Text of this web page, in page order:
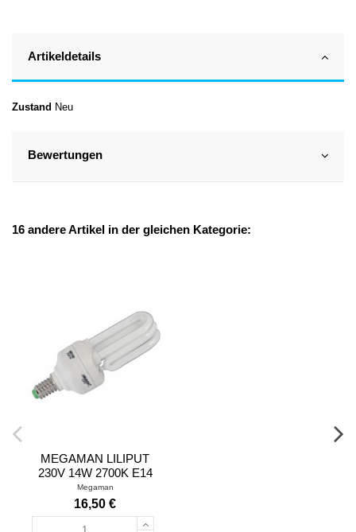
Artikeldetails
Zustand Neu
Bewertungen
16 andere Artikel in der gleichen Kategorie:
MEGAMAN LILIPUT
230V 14W 2700K E14
Megaman
16,50 €